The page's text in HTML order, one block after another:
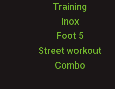
Training
Inox
Foot 5
Street workout
Combo